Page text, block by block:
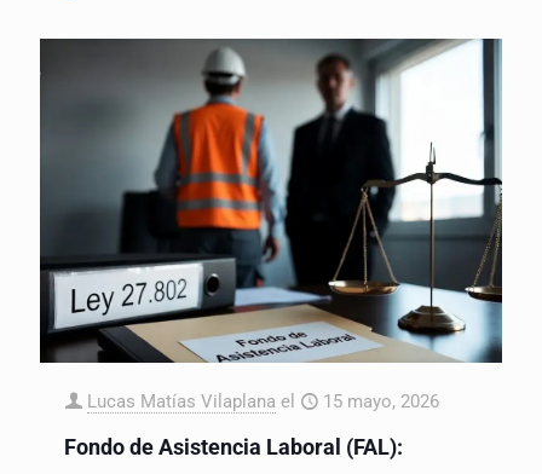
Lucas Matías Vilaplana el 15 mayo, 2026
Fondo de Asistencia Laboral (FAL):